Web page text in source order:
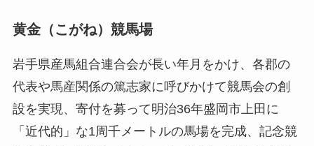
黄金（こがね）競馬場
岩手県産馬組合連合会が長い年月をかけ、各郡の
代表や馬産関係の篤志家に呼びかけて競馬会の創
設を実現、寄付を募って明治36年盛岡市上田に
「近代的」な1周千メートルの馬場を完成、記念競